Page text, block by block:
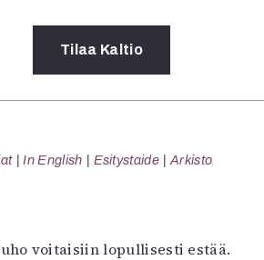
Tilaa Kaltio
In English Esitystaide Arkisto
voitaisiin lopullisesti estää.